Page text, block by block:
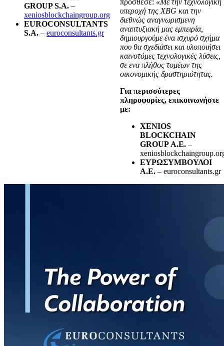
GROUP S.A. –
xeniosblockchaingroup.org
EUROCONSULTANTS
S.A. – euroconsultants.gr
υπεροχή της XBG και την
διεθνώς αναγνωρισμενη
αναπτυξιακή μας εμπειρία,
δημιουργούμε ένα ισχυρό σχήμα
που θα σχεδιάσει και υλοποιήσει
καινοτόμες τεχνολογικές λύσεις,
σε ενα πλήθος τομέων της
οικονομικής δραστηριότητας.
Για περισσότερες
πληροφορίες, επικοινωνήστε
με:
XENIOS
BLOCKCHAIN
GROUP Α.Ε. –
ΕΥΡΩΣΥΜΒΟΥΛΟΙ
Α.Ε. – euroconsultants.gr